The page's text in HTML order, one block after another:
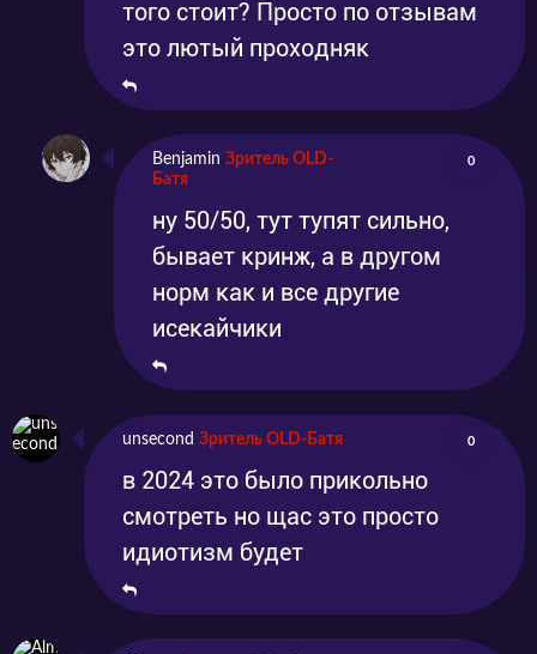
того стоит? Просто по отзывам
это лютый проходняк
Benjamin Зритель OLD-
Батя
0
ну 50/50, тут тупят сильно,
бывает кринж, а в другом
норм как и все другие
исекайчики
unsecond Зритель OLD-Батя 0
в 2024 это было прикольно
смотреть но щас это просто
идиотизм будет